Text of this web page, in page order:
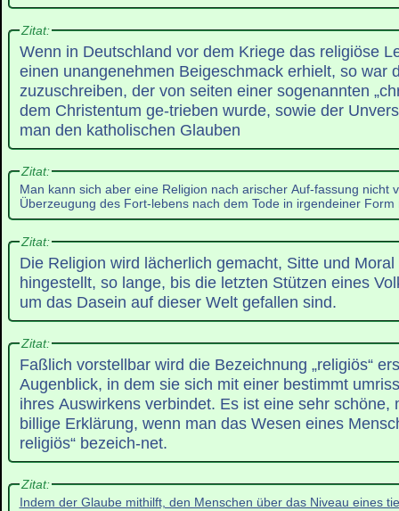
Zitat:
Wenn in Deutschland vor dem Kriege das religiöse
einen unangenehmen Beigeschmack erhielt, so war
zuzuschreiben, der von seiten einer sogenannten
dem Christentum ge-trieben wurde, sowie der
man den katholischen Glauben
Zitat:
Man kann sich aber eine Religion nach arischer Auf-fassung nicht
Überzeugung des Fort-lebens nach dem Tode in irgendeiner Form
Zitat:
Die Religion wird lächerlich gemacht, Sitte und
hingestellt, so lange, bis die letzten Stützen eines
um das Dasein auf dieser Welt gefallen sind.
Zitat:
Faßlich vorstellbar wird die Bezeichnung „religiös“
Augenblick, in dem sie sich mit einer bestimmt
ihres Auswirkens verbindet. Es ist eine sehr schöne,
billige Erklärung, wenn man das Wesen eines
religiös“ bezeich-net.
Zitat:
Indem der Glaube mithilft, den Menschen über das Niveau eines